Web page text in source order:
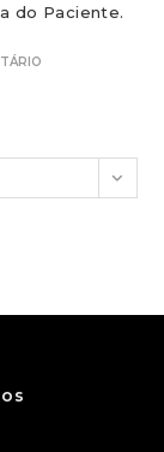
do Paciente.